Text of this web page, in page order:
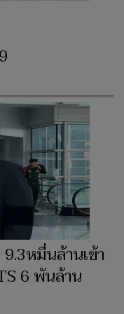
9.3หมื่นล้านเข้า
6 พันล้าน